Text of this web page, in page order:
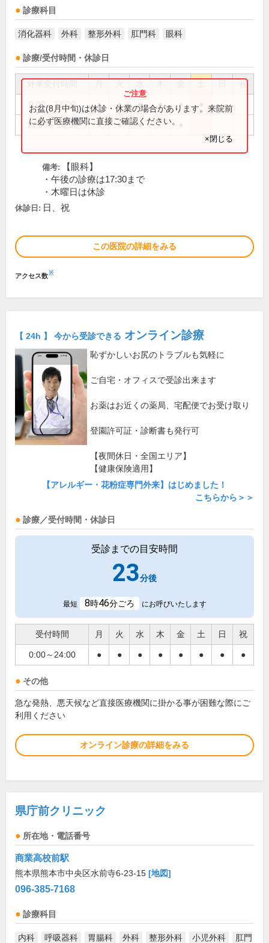
診療科目
消化器科 外科 整形外科 肛門科 眼科
診療/受付時間・休診日
祝
9:00～13:00 ● ● ● ● ●
14:00～18:00 ● ● ●
お盆(8月中旬)は休診・休業の場合があります。来院前
に必ず医療機関に直接ご確認ください。
×閉じる
備考:
【眼科】
・午後の診療は17:30まで
・木曜日は休診
休診日: 日、祝
この医院の詳細をみる
アクセス数※
【 24h 】 今から受診できる オンライン診療
恥ずかしいお尻のトラブルも気軽に
ご自宅・オフィスで受診出来ます
お薬はお近くの薬局、宅配便でお受け取り
登園許可証・診断書も発行可
【夜間休日・全国エリア】
【健康保険適用】
【アレルギー・花粉症専門外来】はじめました！
こちらから＞＞
診療／受付時間・休診日
受診までの目安時間
23分後
最短 8時46分ごろ にお呼びいたします
受付時間 月 火 水 木 金 土 日 祝
0:00～24:00 ● ● ● ● ● ● ● ●
その他
急な発熱、悪天候など直接医療機関に掛かる事が困難な際にご
利用ください
オンライン診療の詳細をみる
県庁前クリニック
所在地・電話番号
商業高校前駅
熊本県熊本市中央区水前寺6-23-15 [地図]
096-385-7168
診療科目
内科 呼吸器科 胃腸科 外科 整形外科 小児外科 肛門